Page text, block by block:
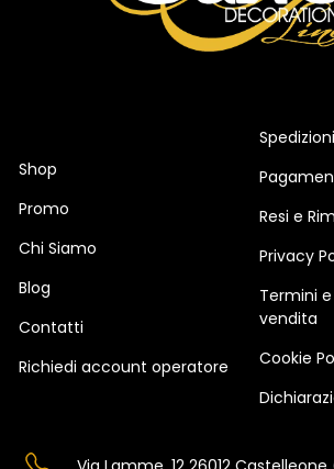
Shop
Promo
Chi Siamo
Blog
Contatti
Richiedi account operatore
Spedizioni
Resi e
Privacy
Termini
vendita
Cookie